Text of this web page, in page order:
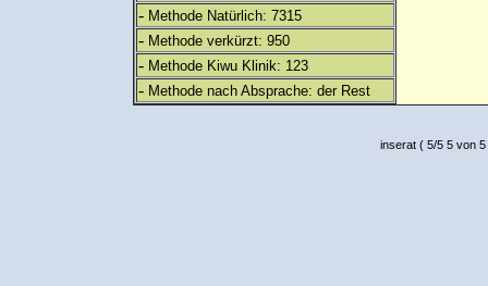
- Methode Natürlich: 7315
- Methode verkürzt: 950
- Methode Kiwu Klinik: 123
- Methode nach Absprache: der Rest
inserat( 5/5 5 von 5